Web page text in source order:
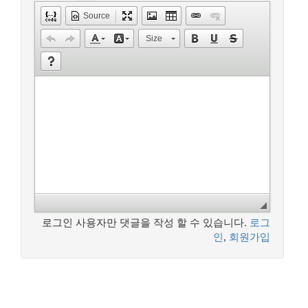
Source
Size
로그인 사용자만 댓글을 작성 할 수 있습니다. 로그
인 , 회원가입